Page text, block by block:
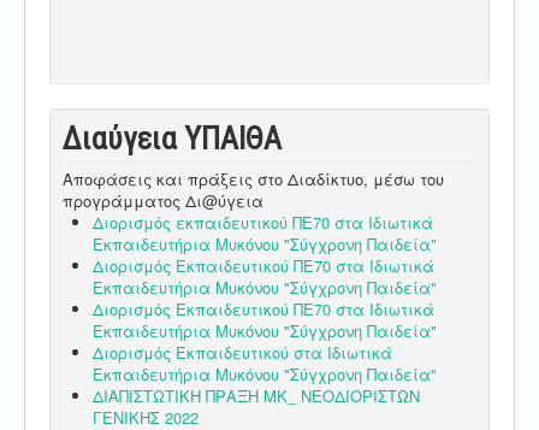
Διαύγεια ΥΠΑΙΘA
Αποφάσεις και πράξεις στο Διαδίκτυο, μέσω του
προγράμματος Δι@ύγεια
Διορισμός εκπαιδευτικού ΠΕ70 στα Ιδιωτικά
Εκπαιδευτήρια Μυκόνου "Σύγχρονη Παιδεία"
Διορισμός Εκπαιδευτικού ΠΕ70 στα Ιδιωτικά
Εκπαιδευτήρια Μυκόνου "Σύγχρονη Παιδεία"
Διορισμός Εκπαιδευτικού ΠΕ70 στα Ιδιωτικά
Εκπαιδευτήρια Μυκόνου "Σύγχρονη Παιδεία"
Διορισμός Εκπαιδευτικού στα Ιδιωτικά
Εκπαιδευτήρια Μυκόνου "Σύγχρονη Παιδεία"
ΔΙΑΠΙΣΤΩΤΙΚΗ ΠΡΑΞΗ ΜΚ_ ΝΕΟΔΙΟΡΙΣΤΩΝ
ΓΕΝΙΚΗΣ 2022